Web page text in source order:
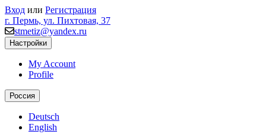
Вход или Регистрация
г. Пермь, ул. Пихтовая, 37
stmetiz@yandex.ru
Настройки
My Account
Profile
Россия
Deutsch
English